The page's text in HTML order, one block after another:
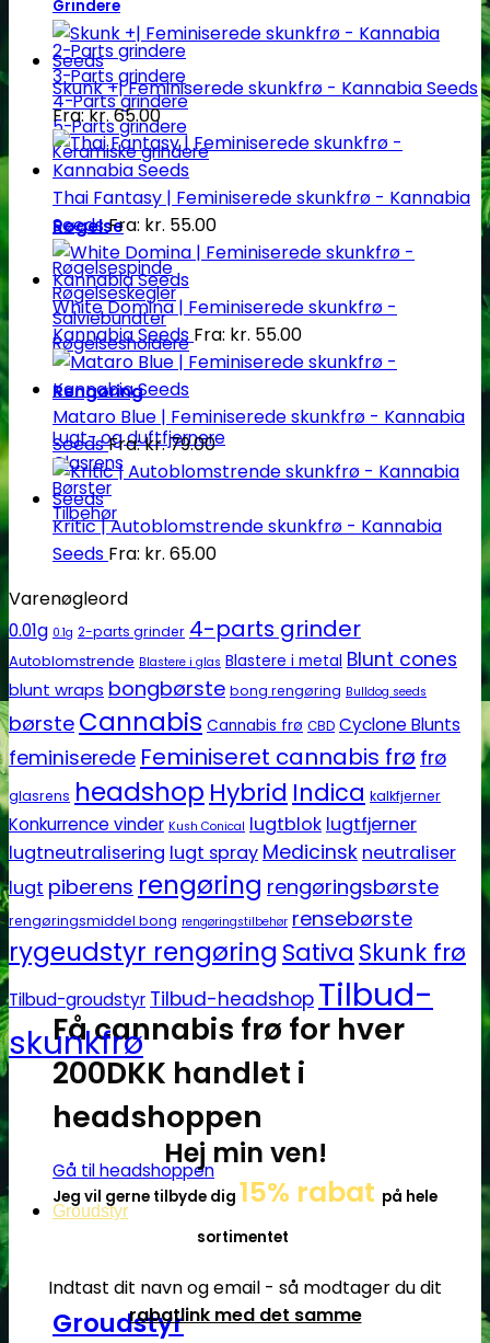
Grindere
2-Parts grindere
3-Parts grindere
4-Parts grindere
5-Parts grindere
Keramiske grindere
Røgelse
Røgelsespinde
Røgelseskegler
Salviebundter
Røgelsesholdere
Rengøring
Lugt- og duftfjernere
Glasrens
Børster
Tilbehør
Få cannabis frø for hver
200DKK handlet i
headshoppen
Gå til headshoppen
Groudstyr
Groudstyr
Skunk +| Feminiserede skunkfrø - Kannabia Seeds
Fra:kr.65.00
Thai Fantasy | Feminiserede skunkfrø - Kannabia
SeedsFra: kr. 55.00
White Domina | Feminiserede skunkfrø -
Kannabia Seeds Fra: kr. 55.00
Mataro Blue | Feminiserede skunkfrø - Kannabia
SeedsFra:kr.79.00
Kritic | Autoblomstrende skunkfrø - Kannabia
Seeds Fra: kr. 65.00
Varenøgleord
0.01g 0.1g 2-parts grinder 4-parts grinder
Autoblomstrende Blastere i glas Blastere i metal Blunt cones
blunt wraps bongbørste bong rengøring Bulldog seeds
børste Cannabis Cannabis frø CBD Cyclone Blunts
feminiserede Feminiseret cannabis frø frø
glasrens headshop Hybrid Indica kalkfjerner
Konkurrence vinder Kush Conical lugtblok lugtfjerner
lugtneutralisering lugt spray Medicinsk neutraliser
lugt piberens rengøring rengøringsbørste
rengøringsmiddel bong rengøringstilbehør rensebørste
rygeudstyr rengøring Sativa Skunk frø
Tilbud-groudstyr Tilbud-headshop Tilbud-
skunkfrø
Hej min ven!
Jeg vil gerne tilbyde dig 15% rabat på hele
sortimentet
Indtast dit navn og email - så modtager du dit
rabatlink med det samme